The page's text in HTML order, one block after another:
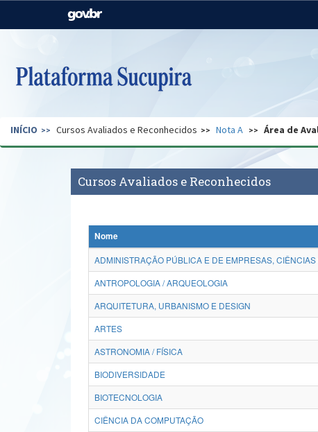
Casa Civil
Pecuária e Abastecimento
Secretaria de Governo Gabinete de Segurança
INÍCIO Cursos Avaliados e Reconhecidos Nota A Área de
Cursos Avaliados e Reconhecidos
Nome
ADMINISTRAÇÃO PÚBLICA E DE EMPRESAS,
ANTROPOLOGIA / ARQUEOLOGIA
ARQUITETURA, URBANISMO E DESIGN
ARTES
ASTRONOMIA / FÍSICA
BIODIVERSIDADE
BIOTECNOLOGIA
CIÊNCIA DA COMPUTAÇÃO